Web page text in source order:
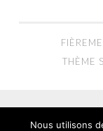
THÈME
Nous utilisons